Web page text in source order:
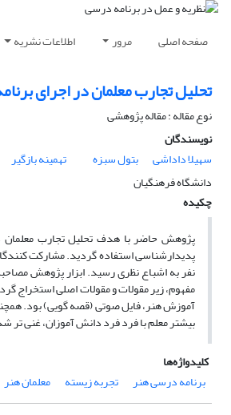
صفحه اصلی مرور اطلاعات نشریه
تحلیل تجارب معلمان در اجرای‌
نوع مقاله : مقاله پژوهشی
نویسندگان
سهیلا داداشی
بتول سبزه
تهمینه بازگیر
دانشگاه فرهنگیان
چکیده
پژوهش حاضر با هدف تحلیل تجارب معلمان
نفر به اشباع نظری رسید. ابزار پژوهش
مفهوم، زیر مقولات و مقولات اصلی استخراج
آموزش هنر، فایل صوتی (قصه­ گویی) بود.
بیشتر معلم با فرد فرد دانش آموزان، غنی تر
کلیدواژه‌ها
برنامه درسی هنر
تجربه زیسته معلمان هنر